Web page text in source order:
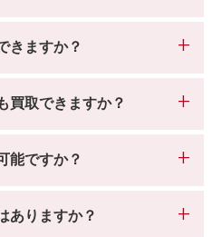
きますか？
買取できますか？
能ですか？
ありますか？